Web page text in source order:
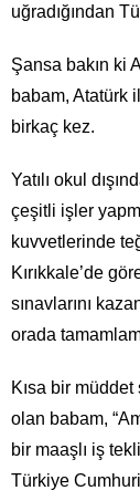
uğradığından
Şansa bakın ki
babam, Atatürk
birkaç kez.
Yatılı okul
çeşitli işler
kuvvetlerinde
Kırıkkale’de
sınavlarını
orada
Kısa bir
olan babam,
bir maaşlı iş
Türkiye